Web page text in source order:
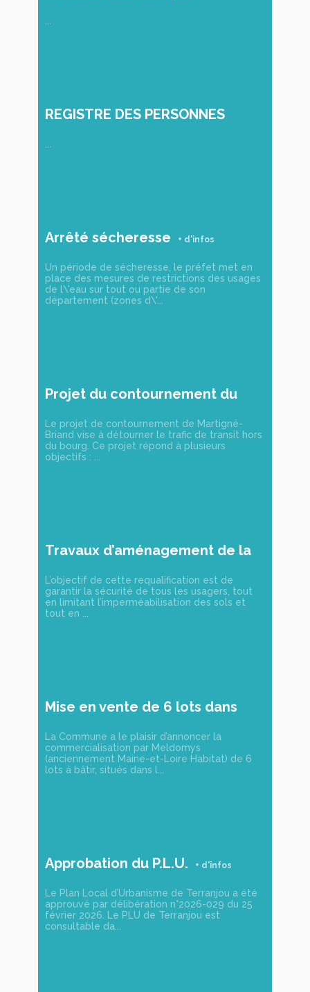
REGISTRE DES PERSONNES
Arrêté sécheresse
Un période de sécheresse, le préfet met en
place des mesures de restrictions des usages
de l\'eau sur tout ou partie de son
département (zones d\'...
Projet du contournement du
Le projet de contournement de Martigné-
Briand vise à détourner le trafic de transit hors
du bourg. Ce projet répond à plusieurs
objectifs : ...
Travaux d’aménagement de la
L’objectif de cette requalification est de
garantir la sécurité de tous les usagers, tout
en limitant l’imperméabilisation des sols et
tout en ...
Mise en vente de 6 lots dans
La Commune a le plaisir d’annoncer la
commercialisation par Meldomys
(anciennement Maine-et-Loire Habitat) de 6
lots à bâtir, situés dans l...
Approbation du P.L.U.
Le Plan Local d’Urbanisme de Terranjou a été
approuvé par délibération n°2026-029 du 25
février 2026. Le PLU de Terranjou est
consultable da...